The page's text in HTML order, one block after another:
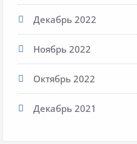
Декабрь 2022
Ноябрь 2022
Октябрь 2022
Декабрь 2021